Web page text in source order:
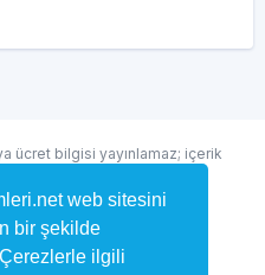
web sitesini
bir şekilde
Çerezlerle ilgili
ücret bilgisi yayınlamaz; içerik